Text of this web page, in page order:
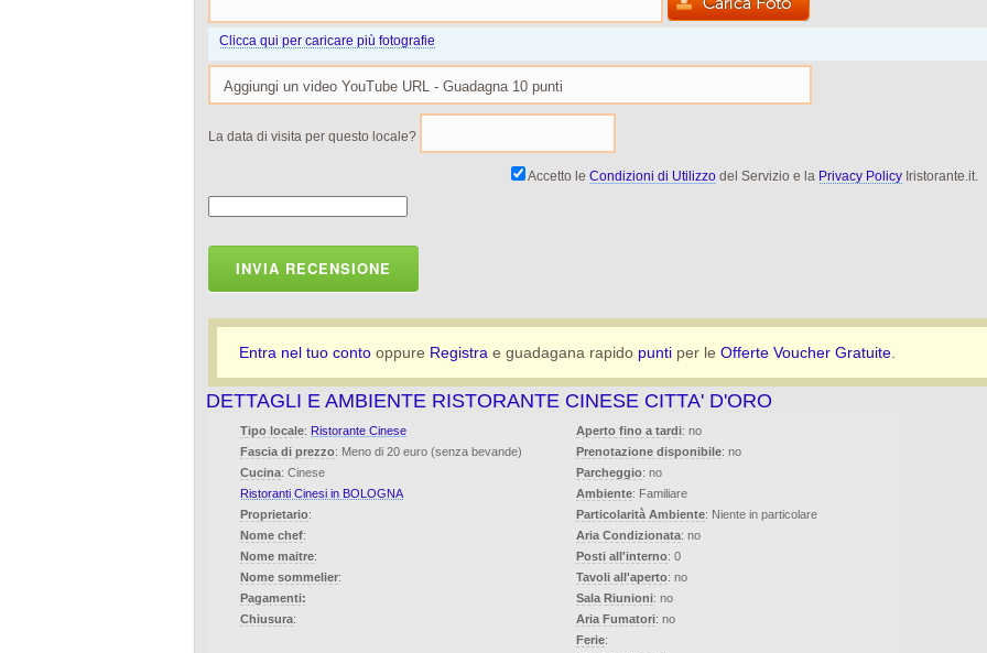
Clicca qui per caricare più fotografie
La data di visita per questo locale?
Accetto le Condizioni di Utilizzodel Servizio e la Privacy PolicyIristorante.it.
INVIA RECENSIONE
Entra nel tuo conto oppure Registra e guadagana rapido punti per le Offerte Voucher Gratuite
DETTAGLI E AMBIENTE RISTORANTE CINESE CITTA' D'ORO
Tipo locale: Ristorante Cinese
Fascia di prezzo: Meno di 20 euro (senza bevande)
Cucina: Cinese
Ristoranti Cinesi in BOLOGNA
Proprietario:
Nome chef:
Nome maitre:
Nome sommelier:
Pagamenti:
Chiusura:
Aperto fino a tardi: no
Prenotazione disponibile: no
Parcheggio: no
Ambiente: Familiare
Particolarità Ambiente: Niente in particolare
Aria Condizionata: no
Posti all'interno: 0
Tavoli all'aperto: no
Sala Riunioni: no
Aria Fumatori: no
Ferie: